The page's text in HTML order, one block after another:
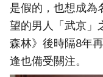
是假的，也想成為
望的男人「武京」
森林》後時隔8年
逢也備受關注。